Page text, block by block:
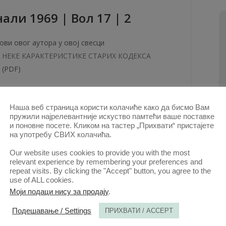
1969 | Вол 17 | 2
овог аутора у овој свесци
НЕКЕ КАРАКТЕРИСТИКЕ СТАРИХ КОДЕКСА
(PDF)
1961 | Вол 9 | 4 ✲
овог аутора у овој свесци
РАД КОМИСИЈЕ ЗА УТВРЂИВАЊЕ ЗЛОЧИНА
ОКУПАТОРА И ЊИХОВИХ ПОМАГАЧА
2020.
Наша веб страница користи колачиће како да бисмо Вам
пружили најрелевантније искуство памтећи ваше поставке
и поновне посете. Кликом на тастер „Прихвати“ пристајете
на употребу СВИХ колачића.
Our website uses cookies to provide you with the most
relevant experience by remembering your preferences and
repeat visits. By clicking the "Accept" button, you agree to the
use of ALL cookies.
Моји подаци нису за продају.
Подешавање / Settings ПРИХВАТИ / ACCEPT